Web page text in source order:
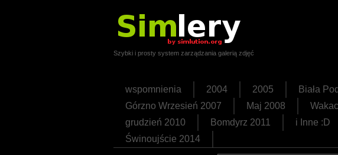
Szybki i prosty system zarządzania galerią zdjęć
wspomnienia 2004 2005 Biała
Górzno Wrzesień 2007
Maj 2008
grudzień 2010
Bomdyrz 2011 i Inne :D
Świnoujście 2014